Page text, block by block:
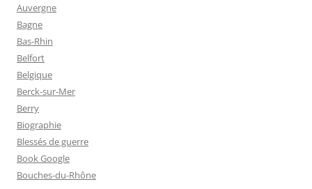
Auvergne
Bagne
Bas-Rhin
Belfort
Belgique
Berck-sur-Mer
Berry
Biographie
Blessés de guerre
Book Google
Bouches-du-Rhône